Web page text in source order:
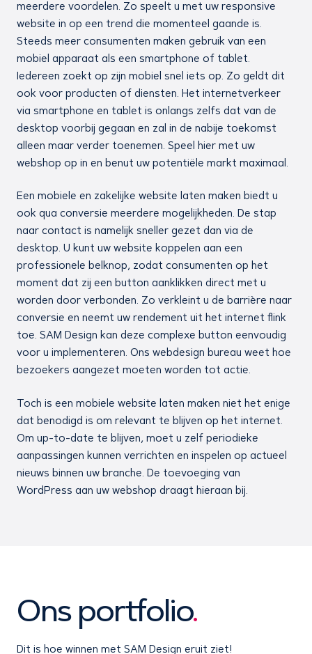
meerdere voordelen. Zo speelt u met uw responsive
website in op een trend die momenteel gaande is.
Steeds meer consumenten maken gebruik van een
mobiel apparaat als een smartphone of tablet.
Iedereen zoekt op zijn mobiel snel iets op. Zo geldt dit
ook voor producten of diensten. Het internetverkeer
via smartphone en tablet is onlangs zelfs dat van de
desktop voorbij gegaan en zal in de nabije toekomst
alleen maar verder toenemen. Speel hier met uw
webshop op in en benut uw potentiële markt maximaal.
Een mobiele en zakelijke website laten maken biedt u
ook qua conversie meerdere mogelijkheden. De stap
naar contact is namelijk sneller gezet dan via de
desktop. U kunt uw website koppelen aan een
professionele belknop, zodat consumenten op het
moment dat zij een button aanklikken direct met u
worden door verbonden. Zo verkleint u de barrière naar
conversie en neemt uw rendement uit het internet flink
toe. SAM Design kan deze complexe button eenvoudig
voor u implementeren. Ons webdesign bureau weet hoe
bezoekers aangezet moeten worden tot actie.
Toch is een mobiele website laten maken niet het enige
dat benodigd is om relevant te blijven op het internet.
Om up-to-date te blijven, moet u zelf periodieke
aanpassingen kunnen verrichten en inspelen op actueel
nieuws binnen uw branche. De toevoeging van
WordPress aan uw webshop draagt hieraan bij.
Ons portfolio.
Dit is hoe winnen met SAM Design eruit ziet!